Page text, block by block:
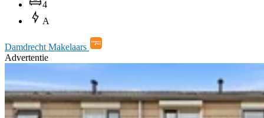
4
A
Damdrecht Makelaars
Advertentie